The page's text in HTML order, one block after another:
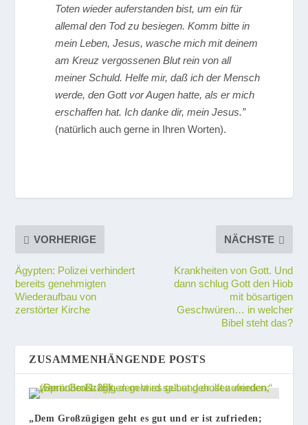
Toten wieder auferstanden bist, um ein für
allemal den Tod zu besiegen. Komm bitte in
mein Leben, Jesus, wasche mich mit deinem
am Kreuz vergossenen Blut rein von all
meiner Schuld. Helfe mir, daß ich der Mensch
werde, den Gott vor Augen hatte, als er mich
erschaffen hat. Ich danke dir, mein Jesus.”
(natürlich auch gerne in Ihren Worten).
VORHERIGE
Ägypten: Polizei verhindert
bereits genehmigten
Wiederaufbau von
zerstörter Kirche
NÄCHSTE
Krankheiten von Gott. Und
dann schlug Gott den Hiob
mit bösartigen
Geschwüren… in welcher
Bibel steht das?
ZUSAMMENHÄNGENDE POSTS
„Dem Großzügigen geht es gut und er ist zufrieden;